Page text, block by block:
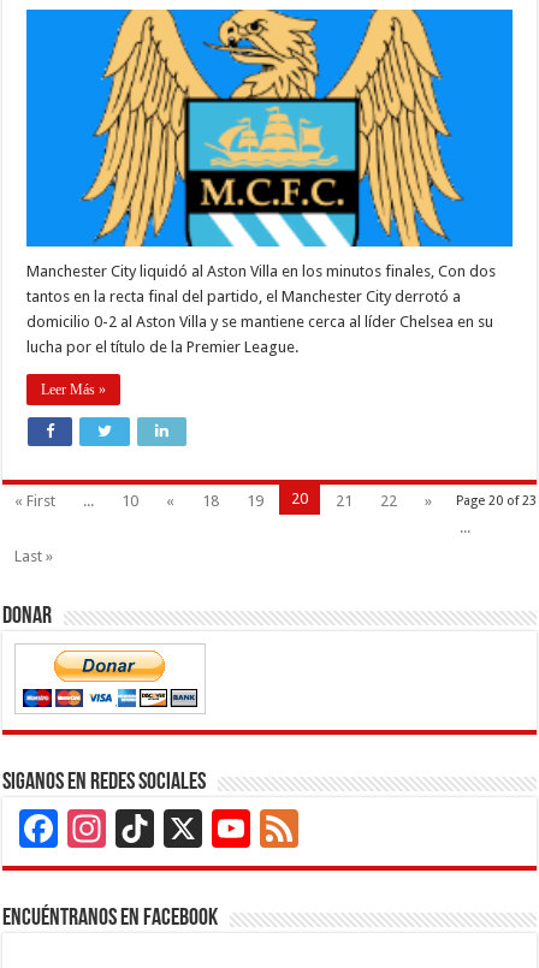
Manchester City liquidó al Aston Villa en los minutos finales, Con dos
tantos en la recta final del partido, el Manchester City derrotó a
domicilio 0-2 al Aston Villa y se mantiene cerca al líder Chelsea en su
lucha por el título de la Premier League.
Leer Más »
Page 20 of 23
« First ... 10 « 18 19 20 21 22
»
...
Last »
Donar
Siganos en Redes Sociales
Facebook
Instagram
TikTok
X
YouTube
Channel
Encuéntranos en Facebook